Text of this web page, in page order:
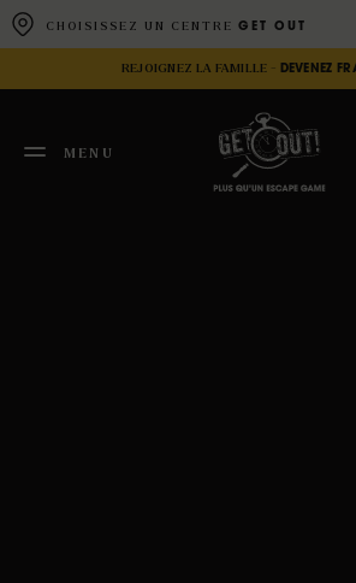
CHOISISSEZ UN CENTRE GET OUT
REJOIGNEZ LA FAMILLE - DEVENEZ
MENU
Panneau de gestion des cookies